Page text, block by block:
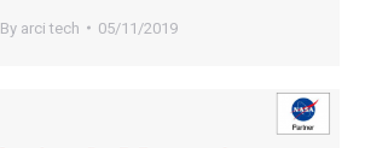
By arci tech 05/11/2019